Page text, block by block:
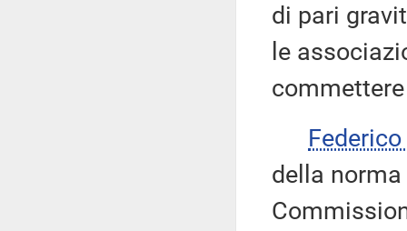
di pari
le
della